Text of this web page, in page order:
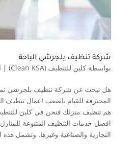
شركة تنظيف بلجرشي الباحة
بواسطة كلين للتنظيف (Clean KSA) |
هل تبحث عن شركة تنظيف بلجرشي
المحترفة للقيام باصعب اعمال تنظيف
هم تنظيف منزلك فنحن في كلين
افضل خدمات التنظيف المتنوعة للمنازل
التجارية والصناعية وغيرها. وتشمل